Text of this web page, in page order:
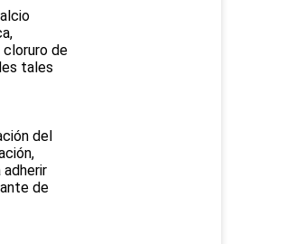
cloruro de
tales
del
de